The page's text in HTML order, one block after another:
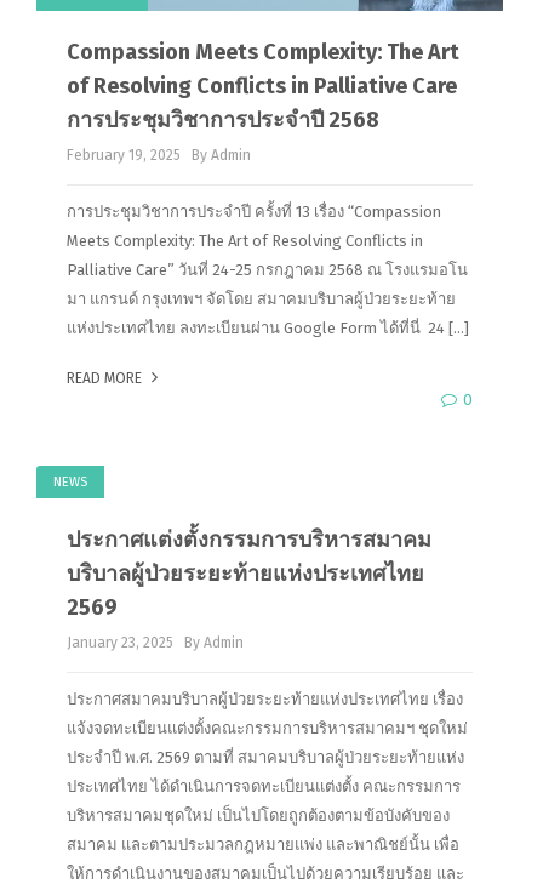
Compassion Meets Complexity: The Art
of Resolving Conflicts in Palliative Care
การประชุมวิชาการประจำปี 2568
February 19, 2025 By Admin
การประชุมวิชาการประจำปี ครั้งที่ 13 เรื่อง “Compassion
Meets Complexity: The Art of Resolving Conflicts in
Palliative Care” วันที่ 24-25 กรกฎาคม 2568 ณ โรงแรมอโน
มา แกรนด์ กรุงเทพฯ จัดโดย สมาคมบริบาลผู้ป่วยระยะท้าย
แห่งประเทศไทย ลงทะเบียนผ่าน Google Form ได้ที่นี่ 24 […]
READ MORE
0
NEWS
ประกาศแต่งตั้งกรรมการบริหารสมาคม
บริบาลผู้ป่วยระยะท้ายแห่งประเทศไทย
2569
January 23, 2025 By Admin
ประกาศสมาคมบริบาลผู้ป่วยระยะท้ายแห่งประเทศไทย เรื่อง
แจ้งจดทะเบียนแต่งตั้งคณะกรรมการบริหารสมาคมฯ ชุดใหม่
ประจําปี พ.ศ. 2569 ตามที่ สมาคมบริบาลผู้ป่วยระยะท้ายแห่ง
ประเทศไทย ได้ดําเนินการจดทะเบียนแต่งตั้ง คณะกรรมการ
บริหารสมาคมชุดใหม่ เป็นไปโดยถูกต้องตามข้อบังคับของ
สมาคม และตามประมวลกฎหมายแพ่ง และพาณิชย์นั้น เพื่อ
ให้การดําเนินงานของสมาคมเป็นไปด้วยความเรียบร้อย และ